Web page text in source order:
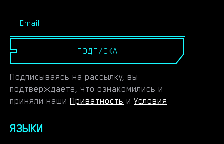
ПОДПИСКА
Подписываясь на рассылку, вы
подтверждаете, что ознакомились и
приняли наши Приватность и Условия
ЯЗЫКИ